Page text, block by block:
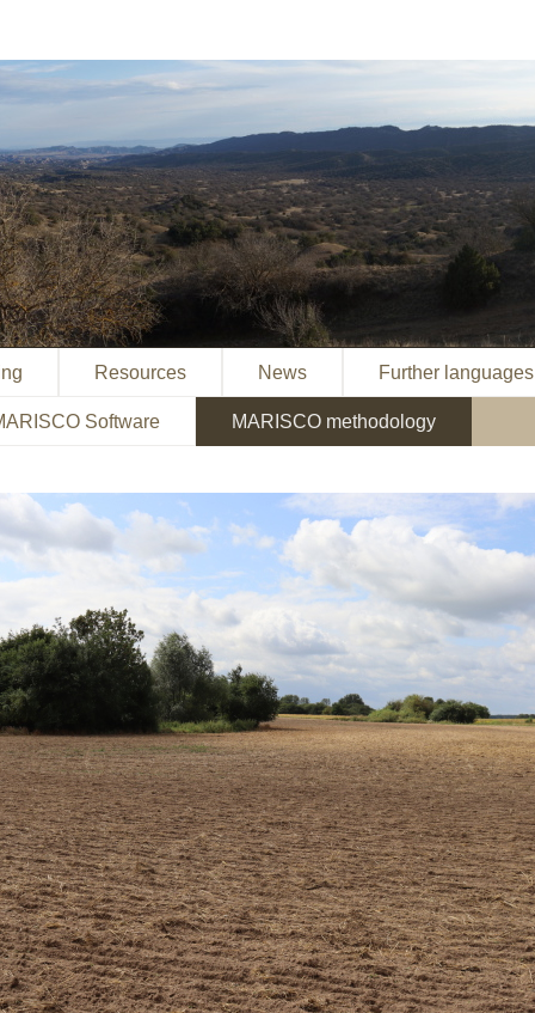
Resources News Further languages
Software MARISCO methodology